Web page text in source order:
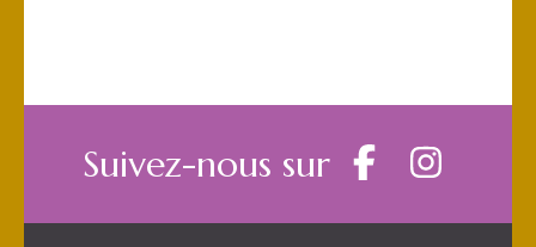
Suivez-nous sur